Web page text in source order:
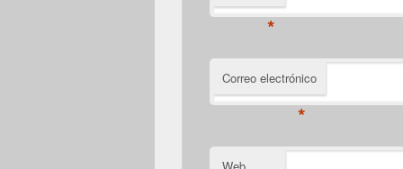
*
Correo electrónico
*